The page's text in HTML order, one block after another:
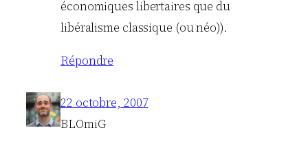
économiques libertaires que du
libéralisme classique (ou néo)).
Répondre
22 octobre, 2007
BLOmiG